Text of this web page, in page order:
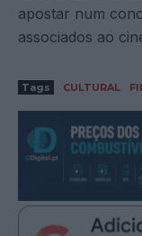
apostar num
associados ao
Tags CULTURAL